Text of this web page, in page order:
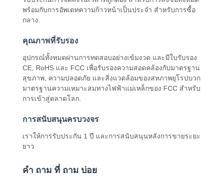
พร้อมกับการอัพเดทความก้าวหน้าเป็นประจํา สําหรับการซื้อ
กลาง.
คุณภาพที่รับรอง
อุปกรณ์ทั้งหมดผ่านการทดสอบอย่างเข้มงวด และมีใบรับรอง
CE, RoHS และ FCC เพื่อรับรองความสอดคล้องกับมาตรฐาน
สุขภาพ, ความปลอดภัย และสิ่งแวดล้อมของสหภาพยุโรปบวก
มาตรฐานความเหมาะสมทางไฟฟ้าแม่เหล็กของ FCC สําหรับ
การเข้าสู่ตลาดโลก.
การสนับสนุนครบวงจร
เราให้การรับประกัน 1 ปี และการสนับสนุนหลังการขายระยะ
ยาว
คํา ถาม ที่ ถาม บ่อย